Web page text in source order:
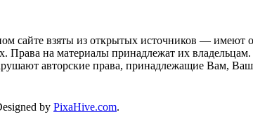
сайте взяты из открытых источников — имеют
Права на материалы принадлежат их
авторские права, принадлежащие Вам,
by PixaHive.com.